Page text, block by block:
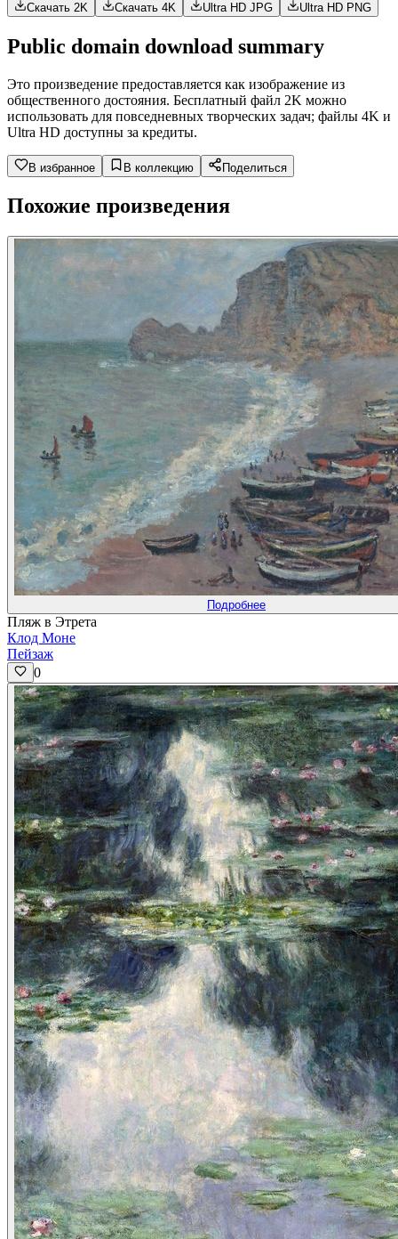
Скачать 2K Скачать 4K Ultra HD JPG Ultra HD PNG
Public domain download summary
Это произведение предоставляется как изображение из
общественного достояния. Бесплатный файл 2K можно
использовать для повседневных творческих задач; файлы 4K и
Ultra HD доступны за кредиты.
В избранное В коллекцию Поделиться
Похожие произведения
Подробнее
Пляж в Этрета
Клод Моне
Пейзаж
0